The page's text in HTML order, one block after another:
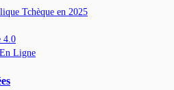
Tchèque en 2025
4.0
Ligne